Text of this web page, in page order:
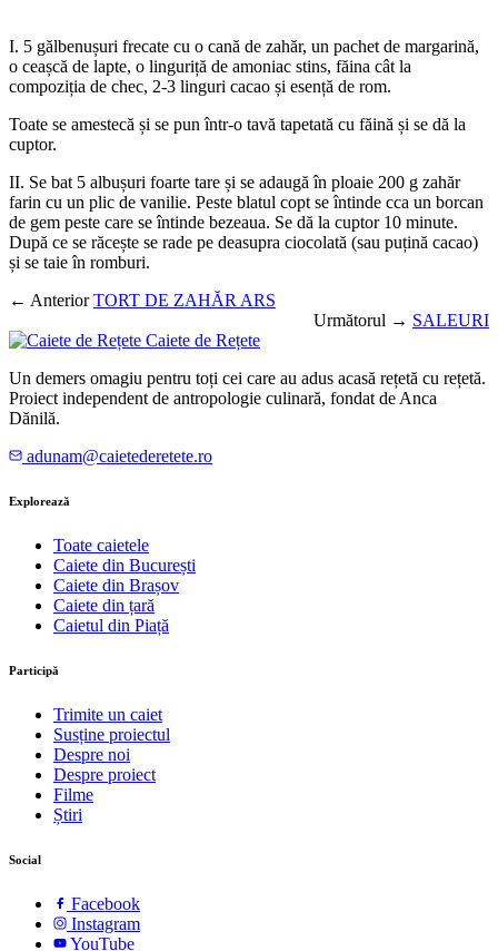
I. 5 gălbenușuri frecate cu o cană de zahăr, un pachet de margarină,
o ceașcă de lapte, o linguriță de amoniac stins, făina cât la
compoziția de chec, 2-3 linguri cacao și esență de rom.
Toate se amestecă și se pun într-o tavă tapetată cu făină și se dă la
cuptor.
II. Se bat 5 albușuri foarte tare și se adaugă în ploaie 200 g zahăr
farin cu un plic de vanilie. Peste blatul copt se întinde cca un borcan
de gem peste care se întinde bezeaua. Se dă la cuptor 10 minute.
După ce se răcește se rade pe deasupra ciocolată (sau puțină cacao)
și se taie în romburi.
← Anterior TORT DE ZAHĂR ARS
Următorul → SALEURI
Caiete de Rețete
Un demers omagiu pentru toți cei care au adus acasă rețetă cu rețetă.
Proiect independent de antropologie culinară, fondat de Anca
Dănilă.
adunam@caietederetete.ro
Explorează
Toate caietele
Caiete din București
Caiete din Brașov
Caiete din țară
Caietul din Piață
Participă
Trimite un caiet
Susține proiectul
Despre noi
Despre proiect
Filme
Știri
Social
Facebook
Instagram
YouTube